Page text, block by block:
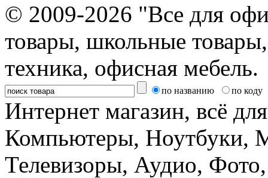
© 2009-2026 "Все для
товары, школьные
техника, офисная мебель.
по названию по коду
Интернет магазин, всё
Компьютеры, Ноутбуки,
Телевизоры, Аудио,